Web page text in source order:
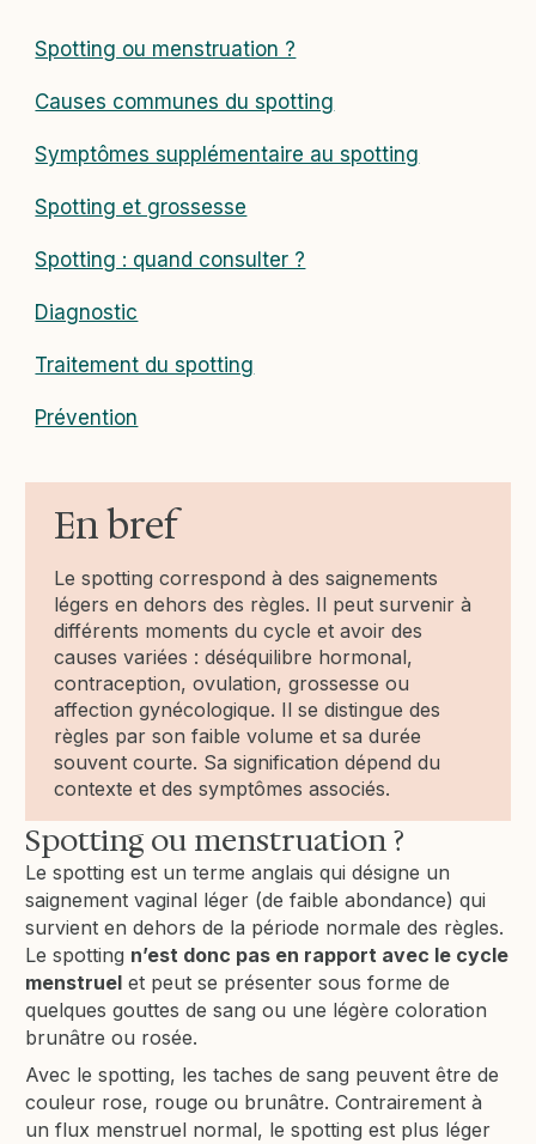
Spotting ou menstruation ?
Causes communes du spotting
Symptômes supplémentaire au spotting
Spotting et grossesse
Spotting : quand consulter ?
Diagnostic
Traitement du spotting
Prévention
En bref
Le spotting correspond à des saignements
légers en dehors des règles. Il peut survenir à
différents moments du cycle et avoir des
causes variées : déséquilibre hormonal,
contraception, ovulation, grossesse ou
affection gynécologique. Il se distingue des
règles par son faible volume et sa durée
souvent courte. Sa signification dépend du
contexte et des symptômes associés.
Spotting ou menstruation ?
Le spotting est un terme anglais qui désigne un
saignement vaginal léger (de faible abondance) qui
survient en dehors de la période normale des règles.
Le spotting n’est donc pas en rapport avec le cycle
menstruel et peut se présenter sous forme de
quelques gouttes de sang ou une légère coloration
brunâtre ou rosée.
Avec le spotting, les taches de sang peuvent être de
couleur rose, rouge ou brunâtre. Contrairement à
un flux menstruel normal, le spotting est plus léger